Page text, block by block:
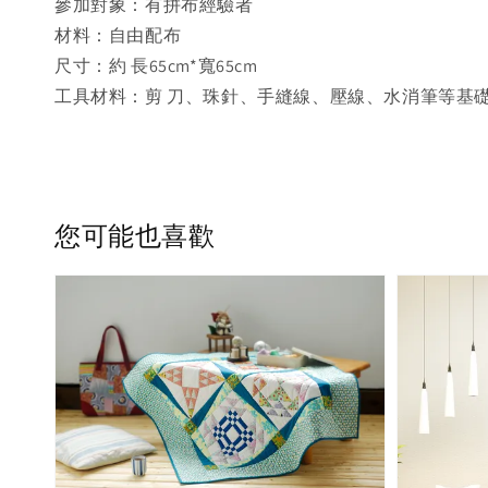
參加對象：有拼布經驗者
材料：自由配布
尺寸：約 長65cm*寬65cm
工具材料：剪 刀、珠針、手縫線、壓線、水消筆等基
您可能也喜歡